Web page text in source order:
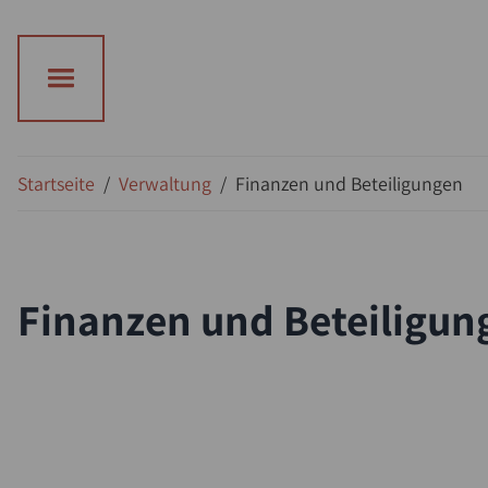
Startseite / Verwaltung / Finanzen und Beteiligungen
Finanzen und